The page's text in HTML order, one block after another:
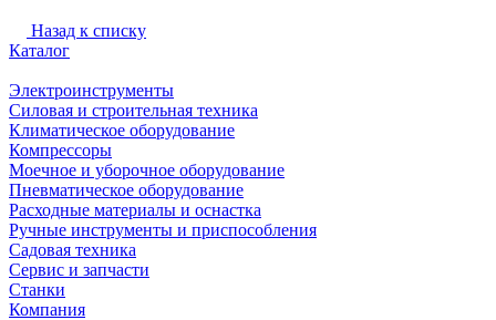
Назад к списку
Каталог
Электроинструменты
Силовая и строительная техника
Климатическое оборудование
Компрессоры
Моечное и уборочное оборудование
Пневматическое оборудование
Расходные материалы и оснастка
Ручные инструменты и приспособления
Садовая техника
Сервис и запчасти
Станки
Компания